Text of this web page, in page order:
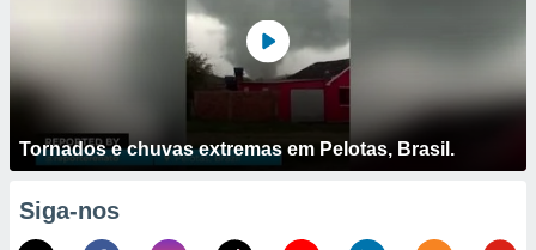
Tornados e chuvas extremas em Pelotas, Brasil.
Siga-nos